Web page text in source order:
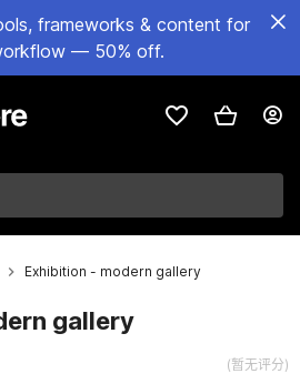
frameworks & content for
— 50% off.
Exhibition - modern gallery
gallery
(暂无评分)